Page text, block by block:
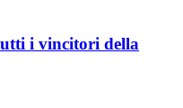
i vincitori della